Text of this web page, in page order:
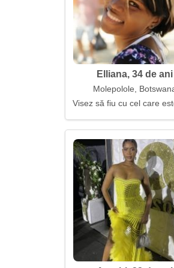
Elliana, 34 de ani
Molepolole,
Visez să fiu cu cel care